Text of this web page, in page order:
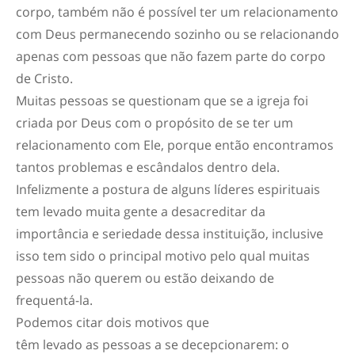
corpo, também não é possível ter um relacionamento
com Deus permanecendo sozinho ou se relacionando
apenas com pessoas que não fazem parte do corpo
de Cristo.
Muitas pessoas se questionam que se a igreja foi
criada por Deus com o propósito de se ter um
relacionamento com Ele, porque então encontramos
tantos problemas e escândalos dentro dela.
Infelizmente a postura de alguns líderes espirituais
tem levado muita gente a desacreditar da
importância e seriedade dessa instituição, inclusive
isso tem sido o principal motivo pelo qual muitas
pessoas não querem ou estão deixando de
frequentá-la.
Podemos citar dois motivos que
têm levado as pessoas a se decepcionarem: o